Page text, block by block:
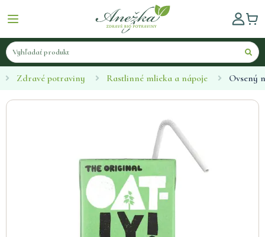
Zdravé potraviny Rastlinné mlieka a nápoje Ovsený